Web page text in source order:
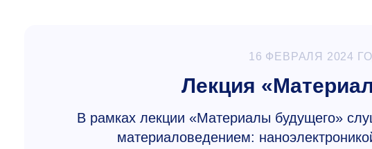
16 ФЕВРАЛЯ 2024
Лекция
В рамках лекции «Материалы будущего»
материаловедением: